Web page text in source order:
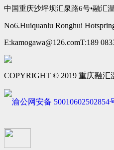
中国重庆沙坪坝汇泉路6号•融汇
No6.Huiquanlu Ronghui
E:kamogawa@126.comT:189
COPYRIGHT © 2019 重庆融
渝公网安备 50010602502854